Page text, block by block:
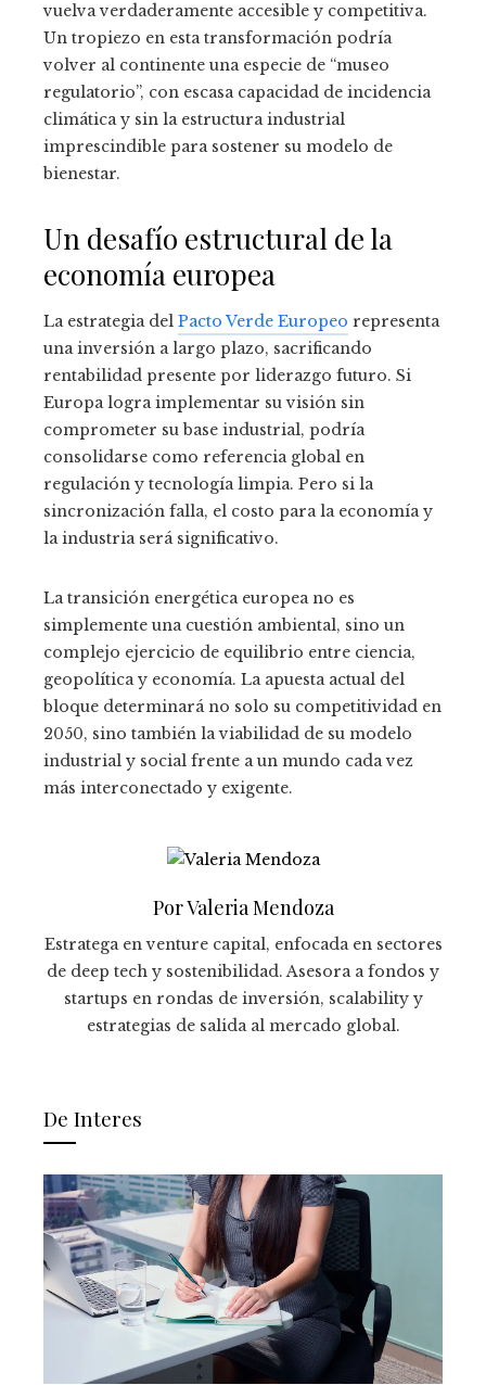
vuelva verdaderamente accesible y competitiva.
Un tropiezo en esta transformación podría
volver al continente una especie de “museo
regulatorio”, con escasa capacidad de incidencia
climática y sin la estructura industrial
imprescindible para sostener su modelo de
bienestar.
Un desafío estructural de la
economía europea
La estrategia del Pacto Verde Europeo representa
una inversión a largo plazo, sacrificando
rentabilidad presente por liderazgo futuro. Si
Europa logra implementar su visión sin
comprometer su base industrial, podría
consolidarse como referencia global en
regulación y tecnología limpia. Pero si la
sincronización falla, el costo para la economía y
la industria será significativo.
La transición energética europea no es
simplemente una cuestión ambiental, sino un
complejo ejercicio de equilibrio entre ciencia,
geopolítica y economía. La apuesta actual del
bloque determinará no solo su competitividad en
2050, sino también la viabilidad de su modelo
industrial y social frente a un mundo cada vez
más interconectado y exigente.
Por Valeria Mendoza
Estratega en venture capital, enfocada en sectores
de deep tech y sostenibilidad. Asesora a fondos y
startups en rondas de inversión, scalability y
estrategias de salida al mercado global.
De Interes